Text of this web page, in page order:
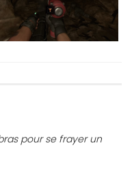
pour se frayer un